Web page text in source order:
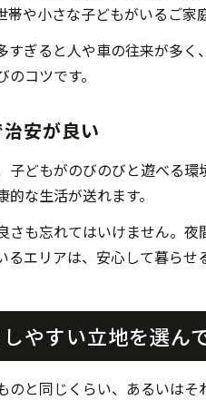
帯や小さな子どもがいるご
すぎると人や車の往来が多
コツです。
安が良い
子どもがのびのびと遊べる
な生活が送れます。
さも忘れてはいけません。
るエリアは、安心して暮らせ
やすい立地を選ん
のと同じくらい、あるいは